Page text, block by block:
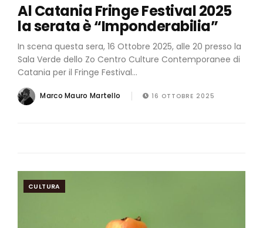
Al Catania Fringe Festival 2025
la serata è “Imponderabilia”
In scena questa sera, 16 Ottobre 2025, alle 20 presso la
Sala Verde dello Zo Centro Culture Contemporanee di
Catania per il Fringe Festival...
Marco Mauro Martello 16 OTTOBRE 2025
CULTURA